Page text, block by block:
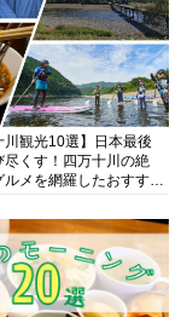
川観光10選】日本最後
尽くす！四万十川の絶
メを網羅したおすすめ